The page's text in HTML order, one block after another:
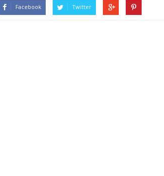
Facebook Twitter